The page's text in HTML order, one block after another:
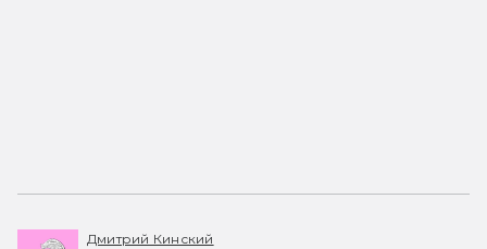
Дмитрий Кинский